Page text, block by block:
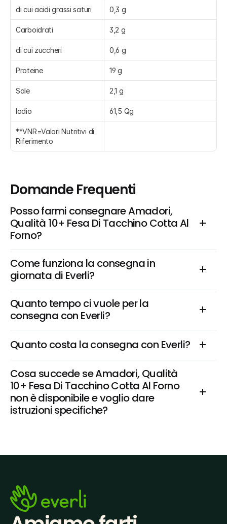
di cui acidi grassi saturi 0,3 g
Carboidrati 3,2 g
di cui zuccheri 0,6 g
Proteine 19 g
Sale 2,1 g
Iodio 61,5 Qg
**VNR=Valori Nutritivi di
Riferimento
Domande Frequenti
Posso farmi consegnare Amadori,
Qualità 10+ Fesa Di Tacchino Cotta Al
Forno?
Come funziona la consegna in
giornata di Everli?
Quanto tempo ci vuole per la
consegna con Everli?
Quanto costa la consegna con Everli?
Cosa succede se Amadori, Qualità
10+ Fesa Di Tacchino Cotta Al Forno
non è disponibile e voglio dare
istruzioni specifiche?